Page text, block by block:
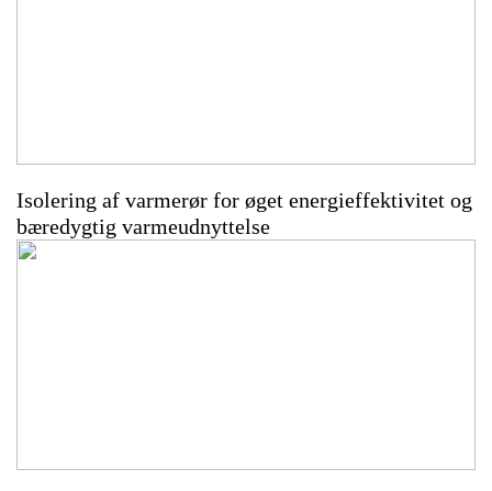
Isolering af varmerør for øget energieffektivitet og
bæredygtig varmeudnyttelse